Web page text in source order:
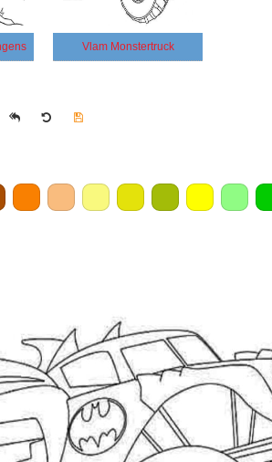
Vlam Monstertruck